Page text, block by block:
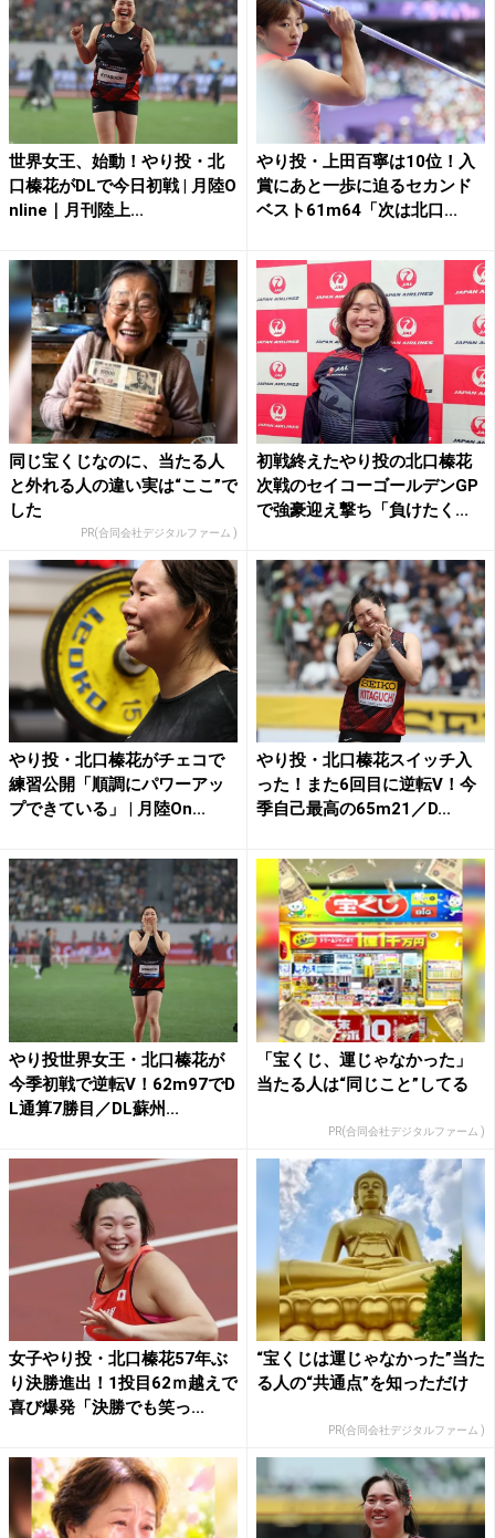
世界女王、始動！やり投・北
口榛花がDLで今日初戦 | 月陸O
nline｜月刊陸上...
やり投・上田百寧は10位！入
賞にあと一歩に迫るセカンド
ベスト61m64「次は北口...
同じ宝くじなのに、当たる人
と外れる人の違い実は“ここ”で
した
PR(合同会社デジタルファーム )
初戦終えたやり投の北口榛花
次戦のセイコーゴールデンGP
で強豪迎え撃ち「負けたく...
やり投・北口榛花がチェコで
練習公開「順調にパワーアッ
プできている」 | 月陸On...
やり投・北口榛花スイッチ入
った！また6回目に逆転V！今
季自己最高の65m21／D...
やり投世界女王・北口榛花が
今季初戦で逆転V！62m97でD
L通算7勝目／DL蘇州...
「宝くじ、運じゃなかった」
当たる人は“同じこと”してる
PR(合同会社デジタルファーム )
女子やり投・北口榛花57年ぶ
り決勝進出！1投目62ｍ越えで
喜び爆発「決勝でも笑っ...
“宝くじは運じゃなかった”当た
る人の“共通点”を知っただけ
PR(合同会社デジタルファーム )